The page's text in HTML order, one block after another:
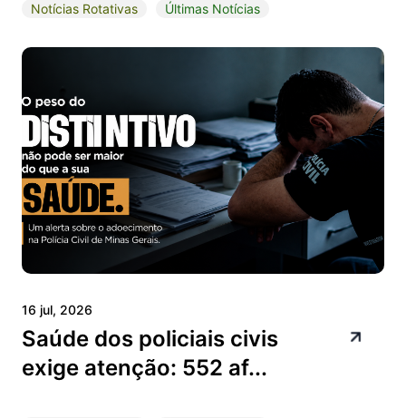
Notícias Rotativas Últimas Notícias
16 jul, 2026
Saúde dos policiais civis
exige atenção: 552 af...